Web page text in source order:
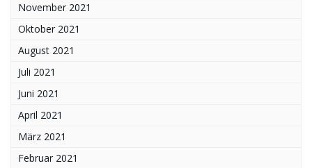
November 2021
Oktober 2021
August 2021
Juli 2021
Juni 2021
April 2021
März 2021
Februar 2021